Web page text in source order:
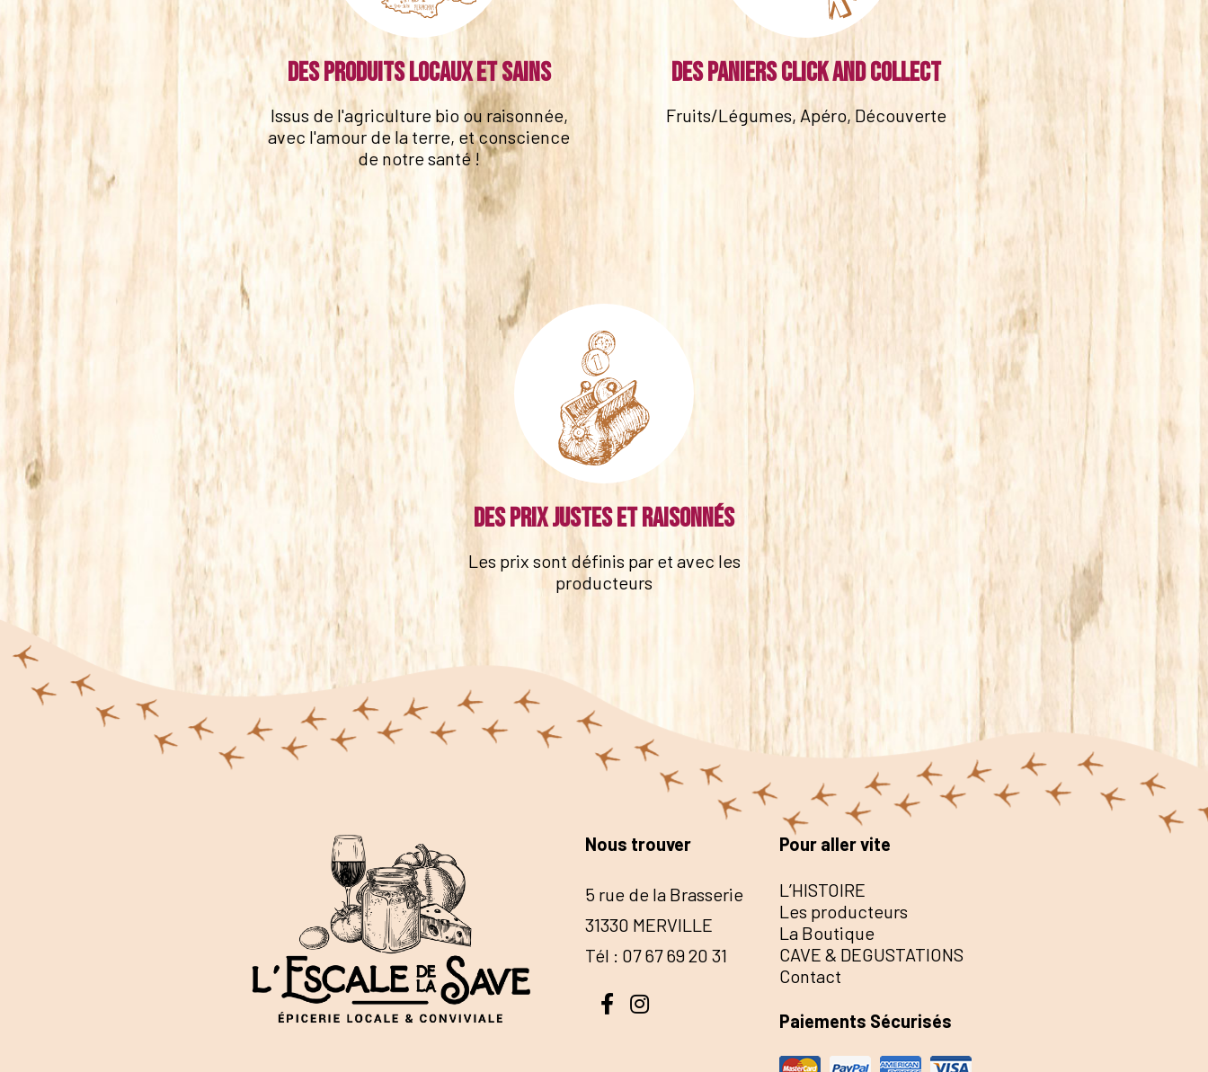
Des produits locaux et sains
Issus de l'agriculture bio ou raisonnée,
avec l'amour de la terre, et conscience
de notre santé !
Des paniers click and collect
Fruits/Légumes, Apéro, Découverte
Des prix justes et raisonnés
Les prix sont définis par et avec les
producteurs
Nous trouver
5 rue de la Brasserie
31330 MERVILLE
Tél : 07 67 69 20 31
Pour aller vite
L’HISTOIRE
Les producteurs
La Boutique
CAVE & DEGUSTATIONS
Contact
Paiements Sécurisés